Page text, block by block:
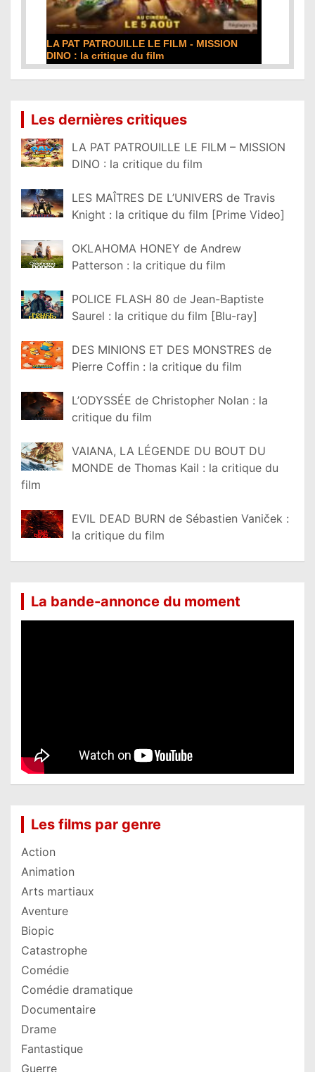
LA PAT PATROUILLE LE FILM - MISSION
DINO : la critique du film
Les dernières critiques
LA PAT PATROUILLE LE FILM – MISSION
DINO : la critique du film
LES MAÎTRES DE L’UNIVERS de Travis
Knight : la critique du film [Prime Video]
OKLAHOMA HONEY de Andrew
Patterson : la critique du film
POLICE FLASH 80 de Jean-Baptiste
Saurel : la critique du film [Blu-ray]
DES MINIONS ET DES MONSTRES de
Pierre Coffin : la critique du film
L’ODYSSÉE de Christopher Nolan : la
critique du film
VAIANA, LA LÉGENDE DU BOUT DU
MONDE de Thomas Kail : la critique du
film
EVIL DEAD BURN de Sébastien Vaniček :
la critique du film
La bande-annonce du moment
Les films par genre
Action
Animation
Arts martiaux
Aventure
Biopic
Catastrophe
Comédie
Comédie dramatique
Documentaire
Drame
Fantastique
Guerre